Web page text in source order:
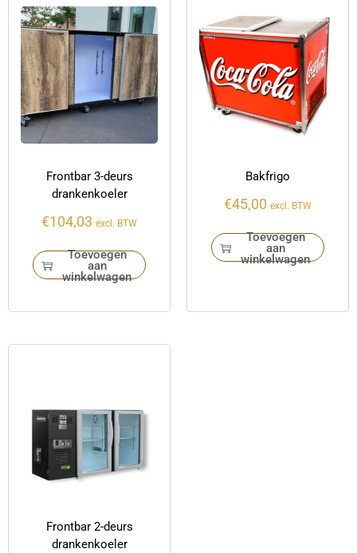
Frontbar 3-deurs
drankenkoeler
€104,03 excl. BTW
Toevoegen
aan
winkelwagen
Bakfrigo
€45,00 excl. BTW
Toevoegen
aan
winkelwagen
Frontbar 2-deurs
drankenkoeler